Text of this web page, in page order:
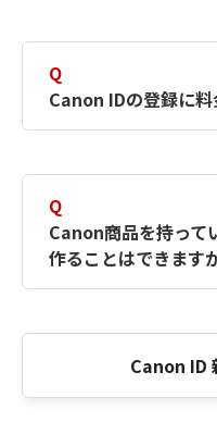
択したサービス
簡単に作成でき
Canon IDの登録
Q
Canon IDの登録に
Q
Canon商品を持って
作ることはできます
Canon ID